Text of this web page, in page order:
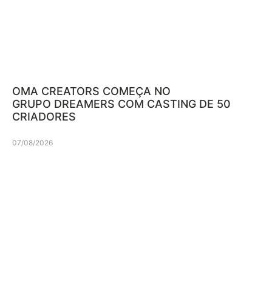
OMA CREATORS COMEÇA NO
GRUPO DREAMERS COM CASTING DE 50
CRIADORES
07/08/2026